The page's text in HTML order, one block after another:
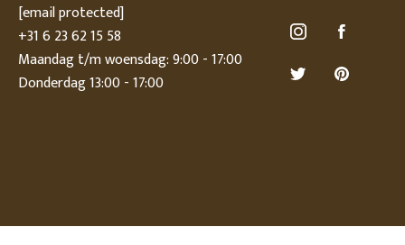
[email protected]
+31 6 23 62 15 58
Maandag t/m woensdag: 9:00 - 17:00
Donderdag 13:00 - 17:00